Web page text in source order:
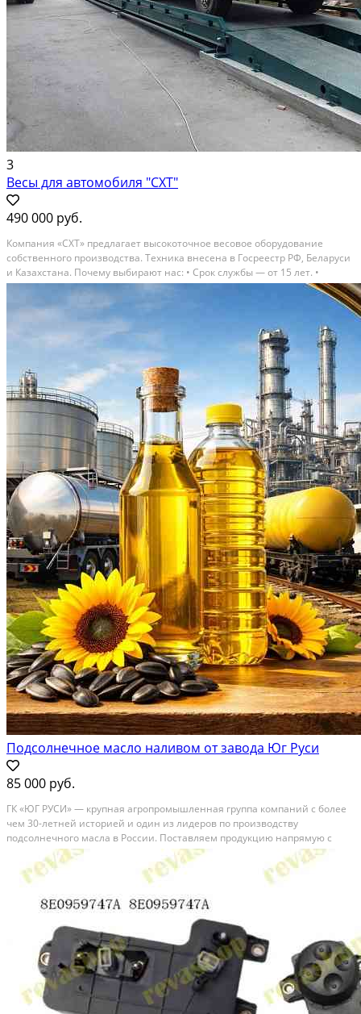
3
Весы для автомобиля "СХТ"
490 000 руб.
Компания «СХТ» предлагает высокоточное весовое оборудование
собственного производства. Техника внесена в Госреестр РФ, Беларуси
и Казахстана. Почему выбирают нас: • Срок службы — от 15 лет. •
Точность по ГОСТ. • Гарантия 3 года и сервисное сопровождение. •
Подсолнечное масло наливом от завода Юг Руси
85 000 руб.
ГК «ЮГ РУСИ» — крупная агропромышленная группа компаний с более
чем 30-летней историей и один из лидеров по производству
подсолнечного масла в России. Поставляем продукцию напрямую с
завода без посредников, гарантируя стабильные объёмы, прозрачные
условия и контроль качества на каждом этапе....